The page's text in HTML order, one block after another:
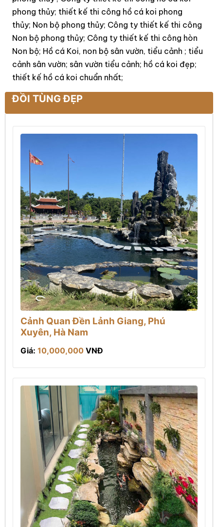
phong thủy; thiết kế thi công hồ cá koi phong
thủy; Non bộ phong thủy; Công ty thiết kế thi công
Non bộ phong thủy; Công ty thiết kế thi công hòn
Non bộ; Hồ cá Koi, non bộ sân vườn, tiểu cảnh ; tiểu
cảnh sân vườn; sân vườn tiểu cảnh; hồ cá koi đẹp;
thiết kế hồ cá koi chuẩn nhất;
ĐỒI TÙNG ĐẸP
Cảnh Quan Đền Lảnh Giang, Phú
Xuyên, Hà Nam
Giá: 10,000,000 VNĐ